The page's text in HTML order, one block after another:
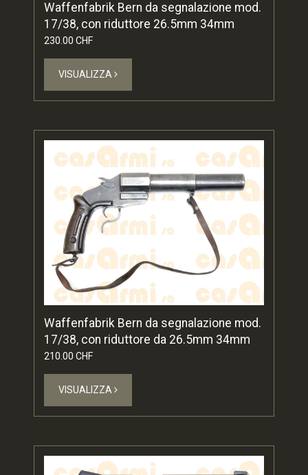
Waffenfabrik Bern da segnalazione mod.
17/38, con riduttore 26.5mm 34mm
230.00 CHF
VISUALIZZA
Waffenfabrik Bern da segnalazione mod.
17/38, con riduttore da 26.5mm 34mm
210.00 CHF
VISUALIZZA